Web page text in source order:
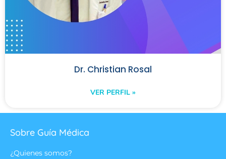
Dr. Christian Rosal
VER PERFIL »
Sobre Guía Médica
¿Quienes somos?